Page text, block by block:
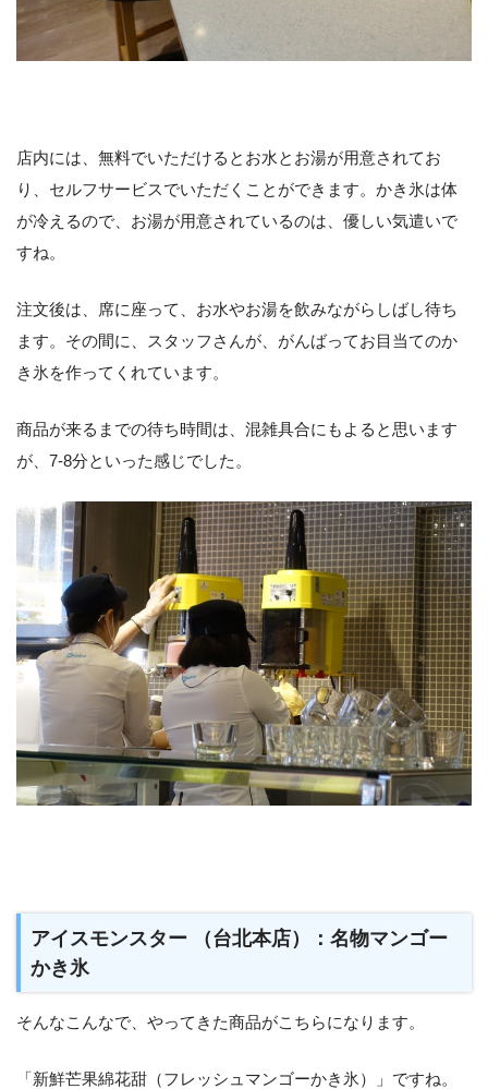
店内には、無料でいただけるとお水とお湯が用意されてお
り、セルフサービスでいただくことができます。かき氷は体
が冷えるので、お湯が用意されているのは、優しい気遣いで
すね。
注文後は、席に座って、お水やお湯を飲みながらしばし待ち
ます。その間に、スタッフさんが、がんばってお目当てのか
き氷を作ってくれています。
商品が来るまでの待ち時間は、混雑具合にもよると思います
が、7-8分といった感じでした。
アイスモンスター （台北本店）：名物マンゴー
かき氷
そんなこんなで、やってきた商品がこちらになります。
「新鮮芒果綿花甜（フレッシュマンゴーかき氷）」ですね。